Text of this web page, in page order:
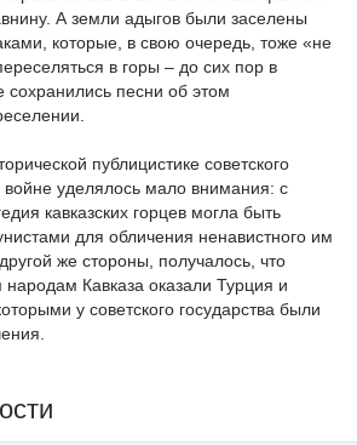
А земли адыгов были заселены
которые, в свою очередь, тоже «не
в горы – до сих пор в
сохранились песни об этом
публицистике советского
войне уделялось мало внимания: с
кавказских горцев могла быть
для обличения ненавистного им
же стороны, получалось, что
Кавказа оказали Турция и
у советского государства были